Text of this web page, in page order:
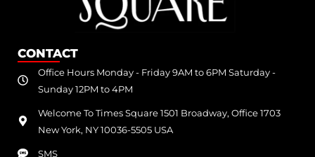
CONTACT
Office Hours Monday - Friday 9AM to 6PM Saturday -
Sunday 12PM to 4PM
Welcome To Times Square 1501 Broadway, Office 1703
New York, NY 10036-5505 USA
SMS